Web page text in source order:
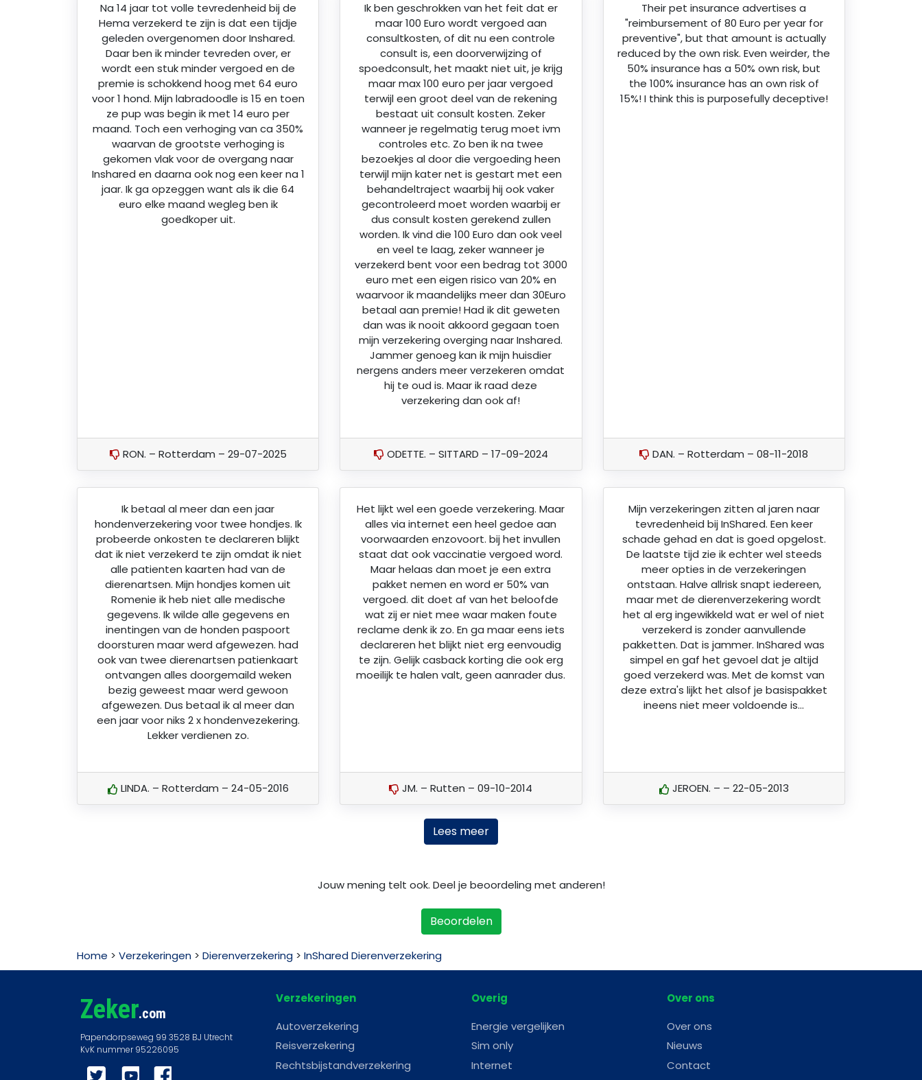
Na 14 jaar tot volle tevredenheid bij de
Hema verzekerd te zijn is dat een tijdje
geleden overgenomen door Inshared.
Daar ben ik minder tevreden over, er
wordt een stuk minder vergoed en de
premie is schokkend hoog met 64 euro
voor 1 hond. Mijn labradoodle is 15 en toen
ze pup was begin ik met 14 euro per
maand. Toch een verhoging van ca 350%
waarvan de grootste verhoging is
gekomen vlak voor de overgang naar
Inshared en daarna ook nog een keer na 1
jaar. Ik ga opzeggen want als ik die 64
euro elke maand wegleg ben ik
goedkoper uit.
RON. – Rotterdam – 29-07-2025
Ik ben geschrokken van het feit dat er
maar 100 Euro wordt vergoed aan
consultkosten, of dit nu een controle
consult is, een doorverwijzing of
spoedconsult, het maakt niet uit, je krijg
maar max 100 euro per jaar vergoed
terwijl een groot deel van de rekening
bestaat uit consult kosten. Zeker
wanneer je regelmatig terug moet ivm
controles etc. Zo ben ik na twee
bezoekjes al door die vergoeding heen
terwijl mijn kater net is gestart met een
behandeltraject waarbij hij ook vaker
gecontroleerd moet worden waarbij er
dus consult kosten gerekend zullen
worden. Ik vind die 100 Euro dan ook veel
en veel te laag, zeker wanneer je
verzekerd bent voor een bedrag tot 3000
euro met een eigen risico van 20% en
waarvoor ik maandelijks meer dan 30Euro
betaal aan premie! Had ik dit geweten
dan was ik nooit akkoord gegaan toen
mijn verzekering overging naar Inshared.
Jammer genoeg kan ik mijn huisdier
nergens anders meer verzekeren omdat
hij te oud is. Maar ik raad deze
verzekering dan ook af!
ODETTE. – SITTARD – 17-09-2024
Their pet insurance advertises a
"reimbursement of 80 Euro per year for
preventive", but that amount is actually
reduced by the own risk. Even weirder, the
50% insurance has a 50% own risk, but
the 100% insurance has an own risk of
15%! I think this is purposefully deceptive!
DAN. – Rotterdam – 08-11-2018
Ik betaal al meer dan een jaar
hondenverzekering voor twee hondjes. Ik
probeerde onkosten te declareren blijkt
dat ik niet verzekerd te zijn omdat ik niet
alle patienten kaarten had van de
dierenartsen. Mijn hondjes komen uit
Romenie ik heb niet alle medische
gegevens. Ik wilde alle gegevens en
inentingen van de honden paspoort
doorsturen maar werd afgewezen. had
ook van twee dierenartsen patienkaart
ontvangen alles doorgemaild weken
bezig geweest maar werd gewoon
afgewezen. Dus betaal ik al meer dan
een jaar voor niks 2 x hondenvezekering.
Lekker verdienen zo.
LINDA. – Rotterdam – 24-05-2016
Het lijkt wel een goede verzekering. Maar
alles via internet een heel gedoe aan
voorwaarden enzovoort. bij het invullen
staat dat ook vaccinatie vergoed word.
Maar helaas dan moet je een extra
pakket nemen en word er 50% van
vergoed. dit doet af van het beloofde
wat zij er niet mee waar maken foute
reclame denk ik zo. En ga maar eens iets
declareren het blijkt niet erg eenvoudig
te zijn. Gelijk casback korting die ook erg
moeilijk te halen valt, geen aanrader dus.
JM. – Rutten – 09-10-2014
Mijn verzekeringen zitten al jaren naar
tevredenheid bij InShared. Een keer
schade gehad en dat is goed opgelost.
De laatste tijd zie ik echter wel steeds
meer opties in de verzekeringen
ontstaan. Halve allrisk snapt iedereen,
maar met de dierenverzekering wordt
het al erg ingewikkeld wat er wel of niet
verzekerd is zonder aanvullende
pakketten. Dat is jammer. InShared was
simpel en gaf het gevoel dat je altijd
goed verzekerd was. Met de komst van
deze extra's lijkt het alsof je basispakket
ineens niet meer voldoende is…
JEROEN. – – 22-05-2013
Lees meer
Jouw mening telt ook. Deel je beoordeling met anderen!
Beoordelen
Home > Verzekeringen > Dierenverzekering > InShared Dierenverzekering
Zeker.com
Twitter YouTube
Verzekeringen
Autoverzekering
Reisverzekering
Rechtsbijstandverzekering
Overig
Energie vergelijken
Sim only
Internet
Over ons
Over ons
Nieuws
Contact